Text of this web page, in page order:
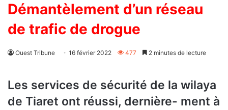
Démantèlement d’un réseau
de trafic de drogue
Ouest Tribune 16 février 2022 477 2 minutes de lecture
Les services de sécurité de la wilaya
de Tiaret ont réussi, dernière- ment à